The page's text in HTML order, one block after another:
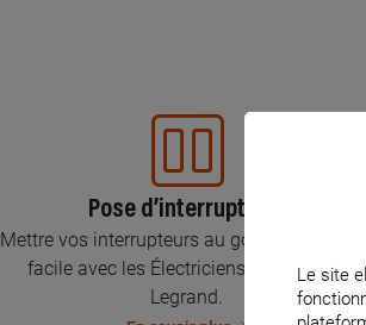
Pose d’interrupteurs
Mettre vos interrupteurs au goût du jour, c’est
facile avec les Électriciens Certifiés par
Legrand.
Le site